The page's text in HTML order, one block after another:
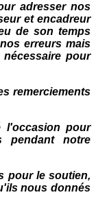
adresser nos
et encadreur
de son temps
erreurs mais
pour
remerciements
l'occasion pour
pendant notre
pour le soutien,
nous donnés